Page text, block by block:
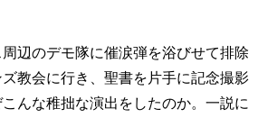
辺のデモ隊に催涙弾を浴びせて排除
教会に行き、聖書を片手に記念撮影
んな稚拙な演出をしたのか。一説に